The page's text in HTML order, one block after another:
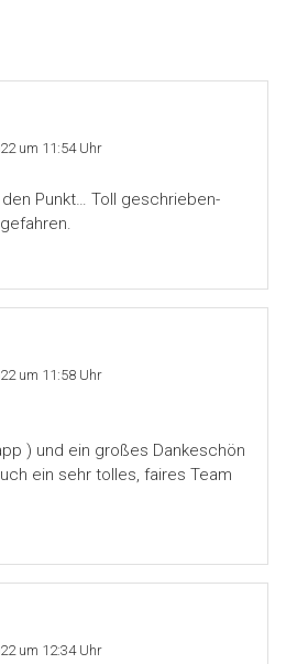
um 11:54 Uhr
Punkt… Toll geschrieben-
um 11:58 Uhr
) und ein großes Dankeschön
ein sehr tolles, faires Team
um 12:34 Uhr